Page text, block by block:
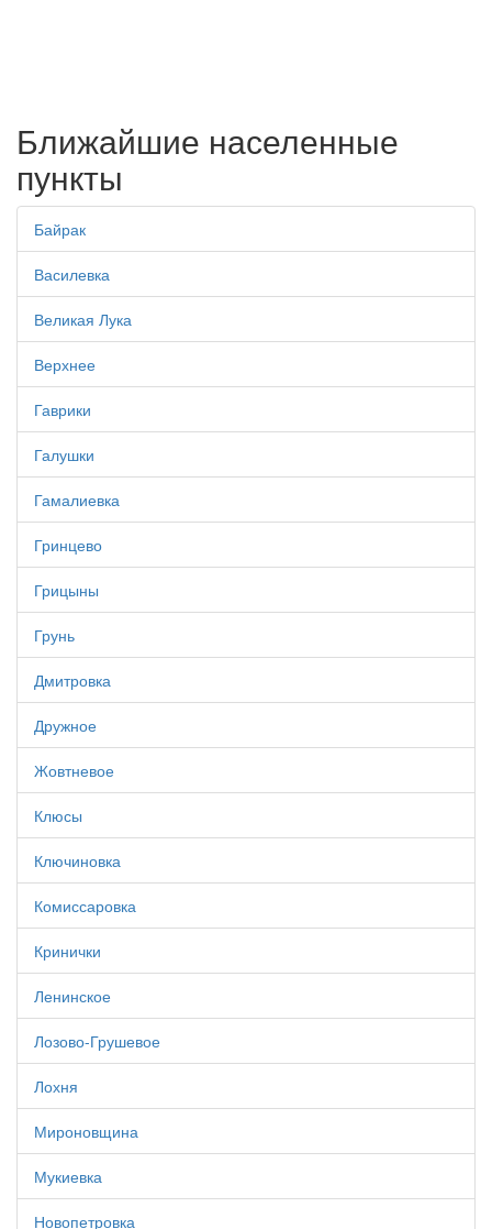
Ближайшие населенные
пункты
Байрак
Василевка
Великая Лука
Верхнее
Гаврики
Галушки
Гамалиевка
Гринцево
Грицыны
Грунь
Дмитровка
Дружное
Жовтневое
Клюсы
Ключиновка
Комиссаровка
Кринички
Ленинское
Лозово-Грушевое
Лохня
Мироновщина
Мукиевка
Новопетровка